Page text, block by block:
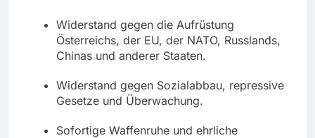
Widerstand gegen die Aufrüstung
Österreichs, der EU, der NATO, Russlands,
Chinas und anderer Staaten.
Widerstand gegen Sozialabbau, repressive
Gesetze und Überwachung.
Sofortige Waffenruhe und ehrliche